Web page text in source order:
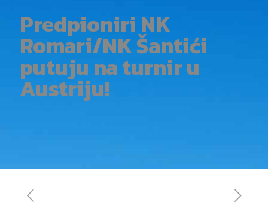
Predpioniri NK
Romari/NK Šantići
putuju na turnir u
Austriju!